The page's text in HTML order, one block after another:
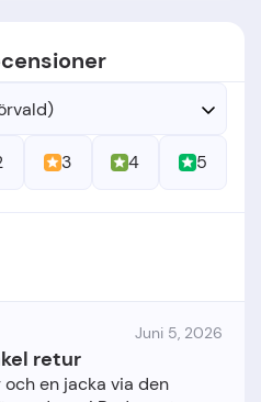
3 4 5
Juni 5, 2026
retur
en jacka via den